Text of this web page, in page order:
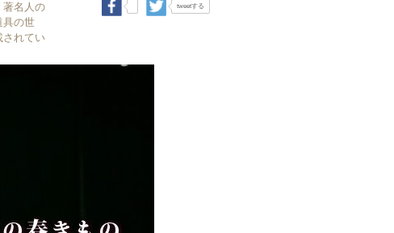
著名人の
具の世
されてい
tweetする